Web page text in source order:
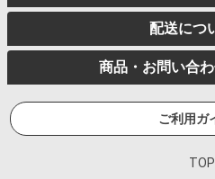
配送につ
商品・お問い合
ご利用ガ
TOP